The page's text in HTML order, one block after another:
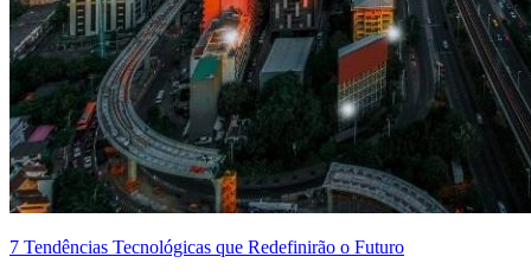
7 Tendências Tecnológicas que Redefinirão o Futuro